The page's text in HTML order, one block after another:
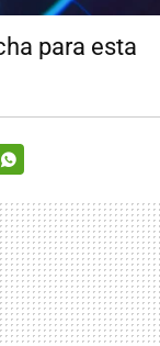
para esta